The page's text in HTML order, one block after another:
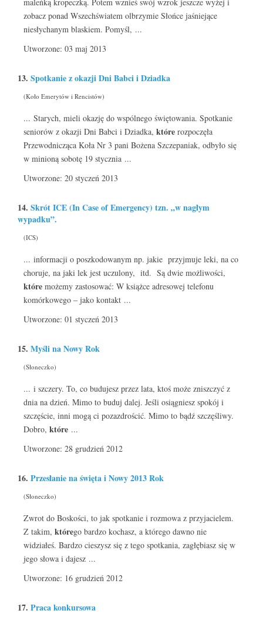
zobacz ponad Wszechświatem olbrzymie Słońce jaśniejące
niesłychanym blaskiem. Pomyśl, ...
Utworzone: 03 maj 2013
13. Spotkanie z okazji Dni Babci i Dziadka
(Koło Emerytów i Rencistów)
... Starych, mieli okazję do wspólnego świętowania. Spotkanie
seniorów z okazji Dni Babci i Dziadka, które rozpoczęła
Przewodnicząca Koła Nr 3 pani Bożena Szczepaniak, odbyło się
w minioną sobotę 19 stycznia ...
Utworzone: 20 styczeń 2013
14. Skrót ICE (In Case of Emergency) tzn. „w nagłym
wypadku”.
(ICS)
... informacji o poszkodowanym np. jakie przyjmuje leki, na co
choruje, na jaki lek jest uczulony, itd. Są dwie możliwości,
które możemy zastosować: W książce adresowej telefonu
komórkowego – jako kontakt ...
Utworzone: 01 styczeń 2013
15. Myśli na Nowy Rok
(Słoneczko)
... i szczery. To, co budujesz przez lata, ktoś może zniszczyć z
dnia na dzień. Mimo to buduj dalej. Jeśli osiągniesz spokój i
szczęście, inni mogą ci pozazdrościć. Mimo to bądź szczęśliwy.
Dobro, które ...
Utworzone: 28 grudzień 2012
16. Przesłanie na święta i Nowy 2013 Rok
(Słoneczko)
Zwrot do Boskości, to jak spotkanie i rozmowa z przyjacielem.
Z takim, którego bardzo kochasz, a którego dawno nie
widziałeś. Bardzo cieszysz się z tego spotkania, zagłębiasz się w
jego słowa i dajesz ...
Utworzone: 16 grudzień 2012
17. Praca konkursowa